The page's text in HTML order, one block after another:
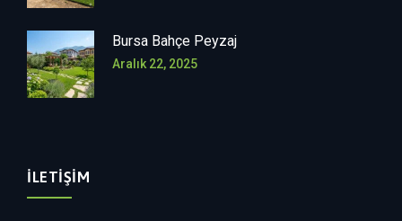
Bursa Bahçe Peyzaj
Aralık 22, 2025
İLETIŞIM